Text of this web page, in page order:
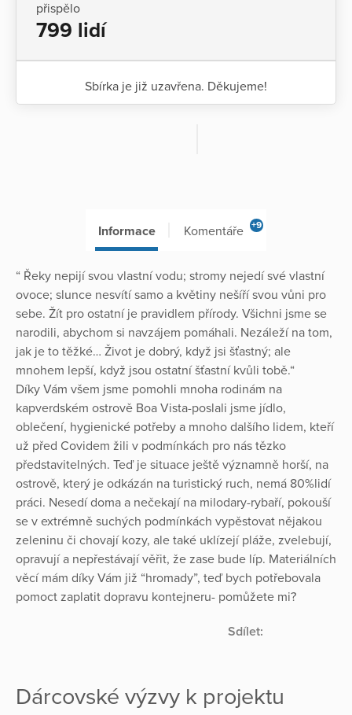
přispělo
799 lidí
Sbírka je již uzavřena. Děkujeme!
Informace Komentáře +9
“ Řeky nepijí svou vlastní vodu; stromy nejedí své vlastní
ovoce; slunce nesvítí samo a květiny nešíří svou vůni pro
sebe. Žít pro ostatní je pravidlem přírody. Všichni jsme se
narodili, abychom si navzájem pomáhali. Nezáleží na tom,
jak je to těžké… Život je dobrý, když jsi šťastný; ale
mnohem lepší, když jsou ostatní šťastní kvůli tobě.“
Díky Vám všem jsme pomohli mnoha rodinám na
kapverdském ostrově Boa Vista-poslali jsme jídlo,
oblečení, hygienické potřeby a mnoho dalšího lidem, kteří
už před Covidem žili v podmínkách pro nás tězko
představitelných. Teď je situace ještě významně horší, na
ostrově, který je odkázán na turistický ruch, nemá 80%lidí
práci. Nesedí doma a nečekají na milodary-rybaří, pokouší
se v extrémně suchých podmínkách vypěstovat nějakou
zeleninu či chovají kozy, ale také uklízejí pláže, zvelebují,
opravují a nepřestávají věřit, že zase bude líp. Materiálních
věcí mám díky Vám již “hromady”, teď bych potřebovala
pomoct zaplatit dopravu kontejneru- pomůžete mi?
Sdílet:
Dárcovské výzvy k projektu